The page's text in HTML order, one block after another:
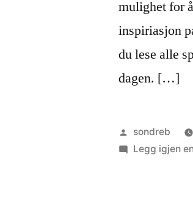
mulighet for
inspiriasjon
du lese alle
dagen. […]
Publisert
av
sondreb
Legg igjen